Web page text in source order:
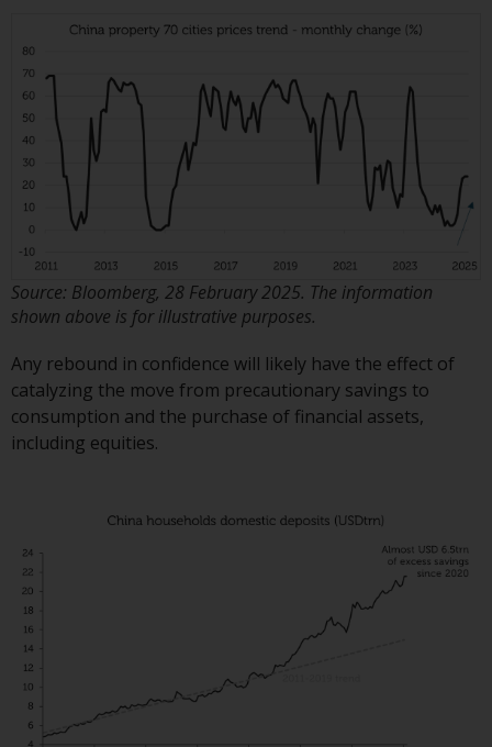
Aufforderung zur Beteiligung an
Fonds, die über Redwheel
angeboten werden.
Zu den Fonds im US-Bereich der
Website gehören Produkte, die
gemäß dem Investment Company
Act von 1940 („40 Act Funds“)
registriert sind. Die 40 Act Funds
akzeptieren im Allgemeinen keine
Anlagen von Nicht-US-Personen.
gestattet werden in einen 40-Act-
Fonds zu investieren,
vorbehaltlich der Erfüllung einer
erhöhten Sorgfaltspflicht.
Fonds eine geeignete Anlage für
Sie ist, prüfen Sie sorgfältig die
Gebühren und Ausgaben des
Fonds prüfen. Diese und andere
Informationen finden Sie im
Verkaufsprospekt des Fonds, der
telefonisch unter 1-855-RWC-
Source: Bloomberg, 28 February 2025. The information
shown above is for illustrative purposes.
Any rebound in confidence will likely have the effect of
catalyzing the move from precautionary savings to
consumption and the purchase of financial assets,
including equities.